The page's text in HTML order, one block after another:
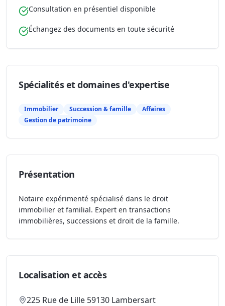
Consultation en présentiel disponible
Échangez des documents en toute sécurité
Spécialités et domaines d'expertise
Immobilier Succession & famille
Affaires
Gestion de patrimoine
Présentation
Notaire expérimenté spécialisé dans le droit
immobilier et familial. Expert en transactions
immobilières, successions et droit de la famille.
Localisation et accès
225 Rue de Lille 59130 Lambersart